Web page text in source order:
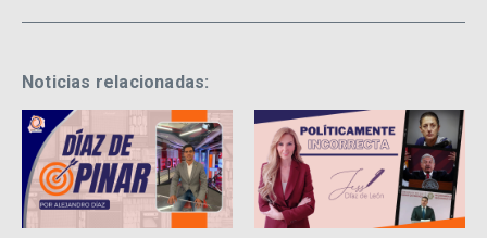
Noticias relacionadas: